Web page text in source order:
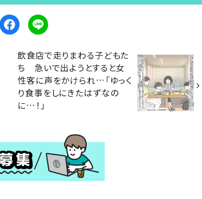
飲食店で走りまわる子どもた
ち 急いで出ようとすると女
性客に声をかけられ…「ゆっく
り食事をしにきたはずなの
に…！」